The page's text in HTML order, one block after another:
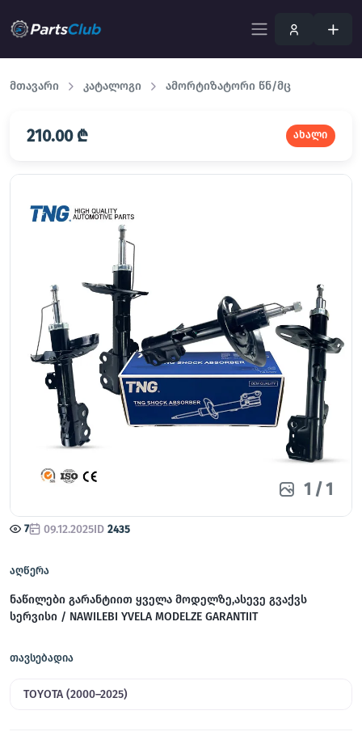
მთავარი კატალოგი ამორტიზატორი წნ/მც
210.00 ₾ ახალი
1 /1
7 09.12.2025ID 2435
აღწერა
ნაწილები გარანტიით ყველა მოდელზე,ასევე გვაქვს
სერვისი / NAWILEBI YVELA MODELZE GARANTIIT
თავსებადია
TOYOTA (2000–2025)